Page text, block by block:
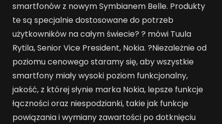
smartfonów z nowym Symbianem Belle. Produkty
te są specjalnie dostosowane do potrzeb
użytkowników na całym świecie? ? mówi Tuula
Rytila, Senior Vice President, Nokia. ?Niezależnie od
poziomu cenowego staramy się, aby wszystkie
smartfony miały wysoki poziom funkcjonalny,
jakość, z której słynie marka Nokia, lepsze funkcje
łączności oraz niespodzianki, takie jak funkcje
powiązania i wymiany zawartości po dotknięciu